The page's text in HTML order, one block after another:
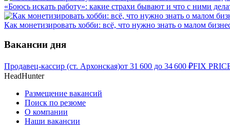
«Боюсь искать работу»: какие страхи бывают и что с ними
Как монетизировать хобби: всё, что нужно знать о малом
Вакансии дня
Продавец-кассир (ст. Архонская)от 31 600 до 34 600 ₽FIX
HeadHunter
Размещение вакансий
Поиск по резюме
О компании
Наши вакансии